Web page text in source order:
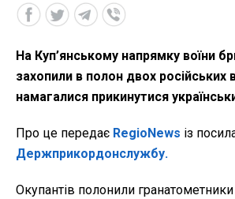
На Куп’янському напрямку воїни
захопили в полон двох російських
намагалися прикинутися
Про це передає RegioNews із
Держприкордонслужбу.
Окупантів полонили г